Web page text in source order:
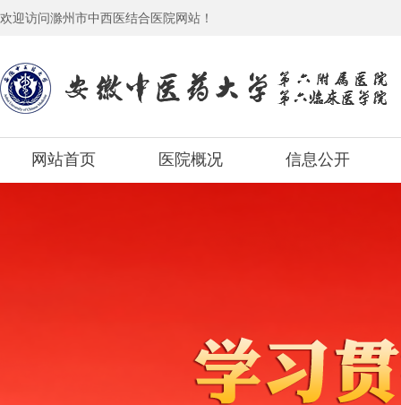
欢迎访问滁州市中西医结合医院网站！
网站首页 医院概况 信息公开